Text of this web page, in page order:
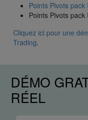
Points Pivots pack I
Points Pivots pack
Cliquez ici pour une
Trading.
DÉMO
RÉEL